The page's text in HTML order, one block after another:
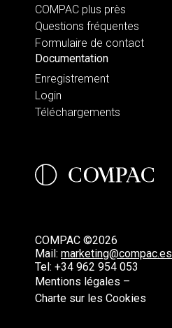
COMPAC plus près
Questions fréquentes
Formulaire de contact
Documentation
Enregistrement
Login
Téléchargements
COMPAC ©2026
Mail: marketing@compac.es
Tel: +34 962 954 053
Mentions légales –
Charte sur les Cookies